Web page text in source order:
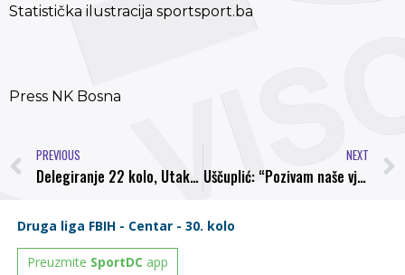
Statistička ilustracija sportsport.ba
Press NK Bosna
PREVIOUS
Delegiranje 22 kolo, Utakmicu između NK Bosna i FK Rudar B. sudi Nermin Gabela
NEXT
Uščuplić: “Pozivam naše vjerne navijače da nas u nedjelju podrže”